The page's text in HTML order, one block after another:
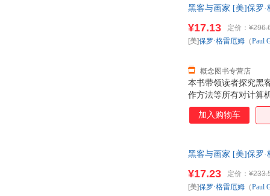
黑客与画家 [美]保罗·
本书带领读者探究黑
作方法等所有对计算
¥17.13 定价：
概念图书专营店
[美]保罗·格雷厄姆 （Paul
加入购物车
黑客与画家 [美]保罗·
¥17.23 定价：
[美]保罗·格雷厄姆 （Paul